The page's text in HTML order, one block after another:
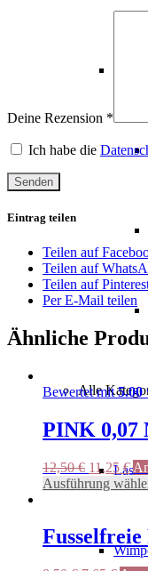
Alle
Lash
Deine Rezension *
Ich habe die
Eintrag teilen
Teilen auf
Teilen auf
Teilen auf
Per E-Mail teilen
Ähnliche
Bewertet mit5.00
PINK 0,07
12,50€
Preis
11,25 €
Ausführung
Fusselfreie